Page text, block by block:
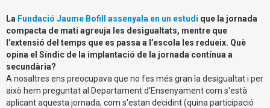
La Fundació Jaume Bofill assenyala en un estudi que la jornada
compacta de matí agreuja les desigualtats, mentre que
l’extensió del temps que es passa a l’escola les redueix. Què
opina el Síndic de la implantació de la jornada contínua a
secundària?
A nosaltres ens preocupava que no fes més gran la desigualtat i per
això hem preguntat al Departament d'Ensenyament com s'està
aplicant aquesta jornada, com s'estan decidint (quina participació